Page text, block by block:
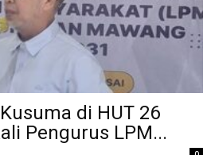
di HUT 26
Pengurus LPM...